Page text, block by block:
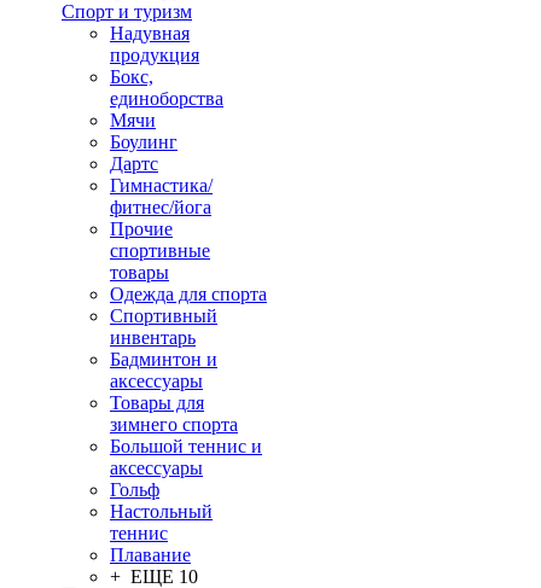
Спорт и туризм
Надувная
продукция
Бокс,
единоборства
Мячи
Боулинг
Дартс
Гимнастика/
фитнес/йога
Прочие
спортивные
товары
Одежда для спорта
Спортивный
инвентарь
Бадминтон и
аксессуары
Товары для
зимнего спорта
Большой теннис и
аксессуары
Гольф
Настольный
теннис
Плавание
+ ЕЩЕ 10